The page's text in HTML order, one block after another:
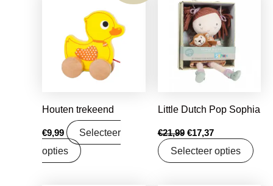
Houten trekeend
€9,99
Selecteer
opties
Little Dutch Pop Sophia
€21,99
prijs
was:
€21,99.
€17,37
prijs
is:
€17,37.
Selecteer opties